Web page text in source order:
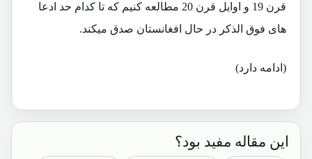
قرن 19 و اوایل قرن 20 مطالعه کنیم که تا کدام حد ادعا
های فوق الذکر در حال افغانستان صدق میکند.
(ادامه دارد)
این مقاله مفید بود؟